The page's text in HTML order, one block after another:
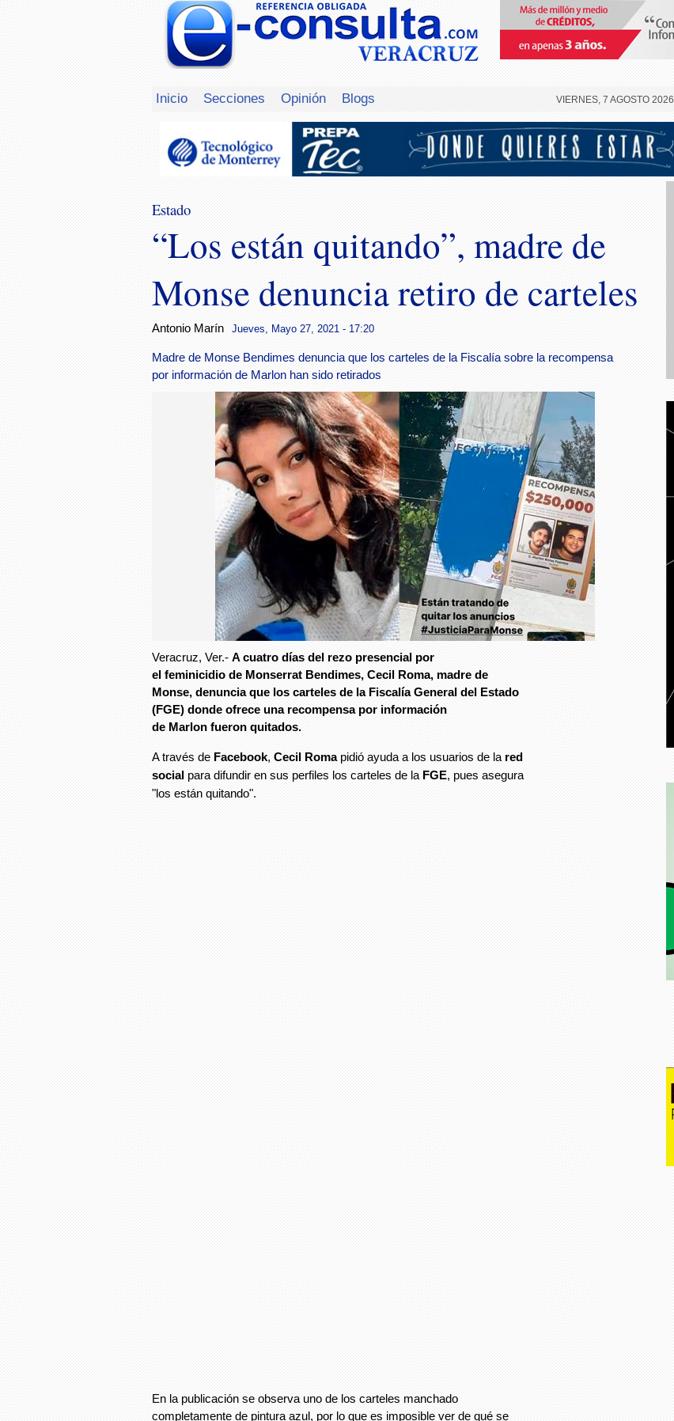
Inicio Secciones Opinión Blogs VIERNES, 7 AGOSTO 2026
Estado
“Los están quitando”, madre de
Monse denuncia retiro de carteles
Antonio Marín Jueves, Mayo 27, 2021 - 17:20
Madre de Monse Bendimes denuncia que los carteles de la Fiscalía sobre la recompensa
por información de Marlon han sido retirados
Veracruz, Ver.- A cuatro días del rezo presencial por
el feminicidio de Monserrat Bendimes, Cecil Roma, madre de
Monse, denuncia que los carteles de la Fiscalía General del Estado
(FGE) donde ofrece una recompensapor información
de Marlon fueron quitados.
A través de Facebook, Cecil Romapidió ayuda a los usuarios de la red
social para difundir en sus perfiles los carteles de la FGE, pues asegura
"los están quitando".
En la publicación se observa uno de los carteles manchado
completamente de pintura azul, por lo que es imposible ver de qué se